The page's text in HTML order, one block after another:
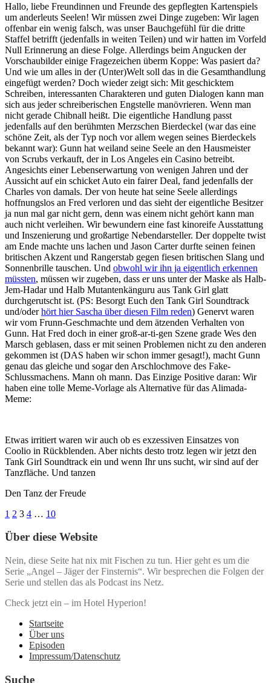
Hallo, liebe Freundinnen und Freunde des gepflegten Kartenspiels
um anderleuts Seelen! Wir müssen zwei Dinge zugeben: Wir lagen
offenbar ein wenig falsch, was unser Bauchgefühl für die dritte
Staffel betrifft (jedenfalls in weiten Teilen) und wir hatten im Vorfeld
Null Erinnerung an diese Folge. Allerdings beim Angucken der
Vorschaubilder einige Fragezeichen überm Koppe: Was pasiert da?
Und wie um alles in der (Unter)Welt soll das in die Gesamthandlung
eingefügt werden? Doch wieder zeigt sich: Mit geschicktem
Schreiben, interessanten Charakteren und guten Dialogen kann man
sich aus jeder schreiberischen Engstelle manövrieren. Wenn man
nicht gerade Chibnall heißt. Die eigentliche Handlung passt
jedenfalls auf den berühmten Merzschen Bierdeckel (war das eine
schöne Zeit, als der Typ noch vor allem wegen seines Bierdeckels
bekannt war): Gunn hat weiland seine Seele an den Hausmeister
von Scrubs verkauft, der in Los Angeles ein Casino betreibt.
Angesichts einer Lebenserwartung von wenigen Jahren und der
Aussicht auf ein schicket Auto ein fairer Deal, fand jedenfalls der
Charles von damals. Der von heute hat seine Seele allerdings
hoffnungslos an Fred verloren und das sieht der eigentliche Besitzer
ja nun mal gar nicht gern, denn was einem nicht gehört kann man
auch nicht verleihen. Wir bewundern eine fast kinoreife Ausstattung
und Inszenierung und großartige Nebendarsteller. Der doppelte twist
am Ende machte uns lachen und Jason Carter durfte seinen feinen
britischen Akzent und Rangerstab gegen fiesen britischen Slang und
Sonnenbrille tauschen. Und obwohl wir ihn ja eigentlich erkennen
müssten, müssen wir zugeben, dass er uns unter der Maske als Halb-
Jem-Hadar und Halb Mutantenkänguru aus Tank Girl glatt
durchgerutscht ist. (PS: Besorgt Euch den Tank Girl Soundtrack
und/oderhört hier Sascha über diesen Film reden) Genervt waren
wir vom Frunn-Geschmachte und dem ätzenden Verhalten von
Gunn. Hat Fred doch in einer groß-ar-ti-gen Szene grade Wes den
Marsch geblasen, dass er mit seinen Problemen nicht zu den anderen
gekommen ist (DAS haben wir schon immer gesagt!), macht Gunn
genau das gleiche und sogar den Arschlochmove des Fake-
Schlussmachens. Mann oh mann. Das Einzige Positive daran: Wir
haben eine tolle Meme-Vorlage als Alternative für das Alimada-
Meme:
Etwas irritiert waren wir auch ob es exzessiven Einsatzes von
Coolio in Rückblenden. Aber nichts desto trotz legen wir jetzt den
Tank Girl Soundtrack ein und wenn Ihr uns sucht, wir sind auf der
Tanzfläche. Und tanzen
Den Tanz der Freude
Seitennummerierung
der
1 2 3 4 … 10
Über diese Website
Nein, diese Seite hat nix mit Fischen zu tun. Hier geht es um die
Serie „Angel – Jäger der Finsternis“. Wir besprechen die Folgen der
Serie und stellen das als Podcast ins Netz.
Check jetzt ein – im Hotel Hyperion!
Startseite
Über uns
Episoden
Impressum/Datenschutz
Suche